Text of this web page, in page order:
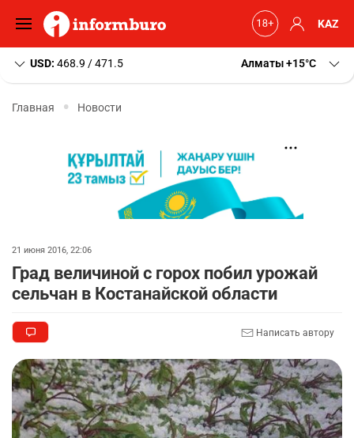
KAZ
USD: 468.9 / 471.5 Алматы+15 C
Главная Новости
21 июня 2016, 22:06
Град величиной с горох побил урожай
сельчан в Костанайской области
Написать автору